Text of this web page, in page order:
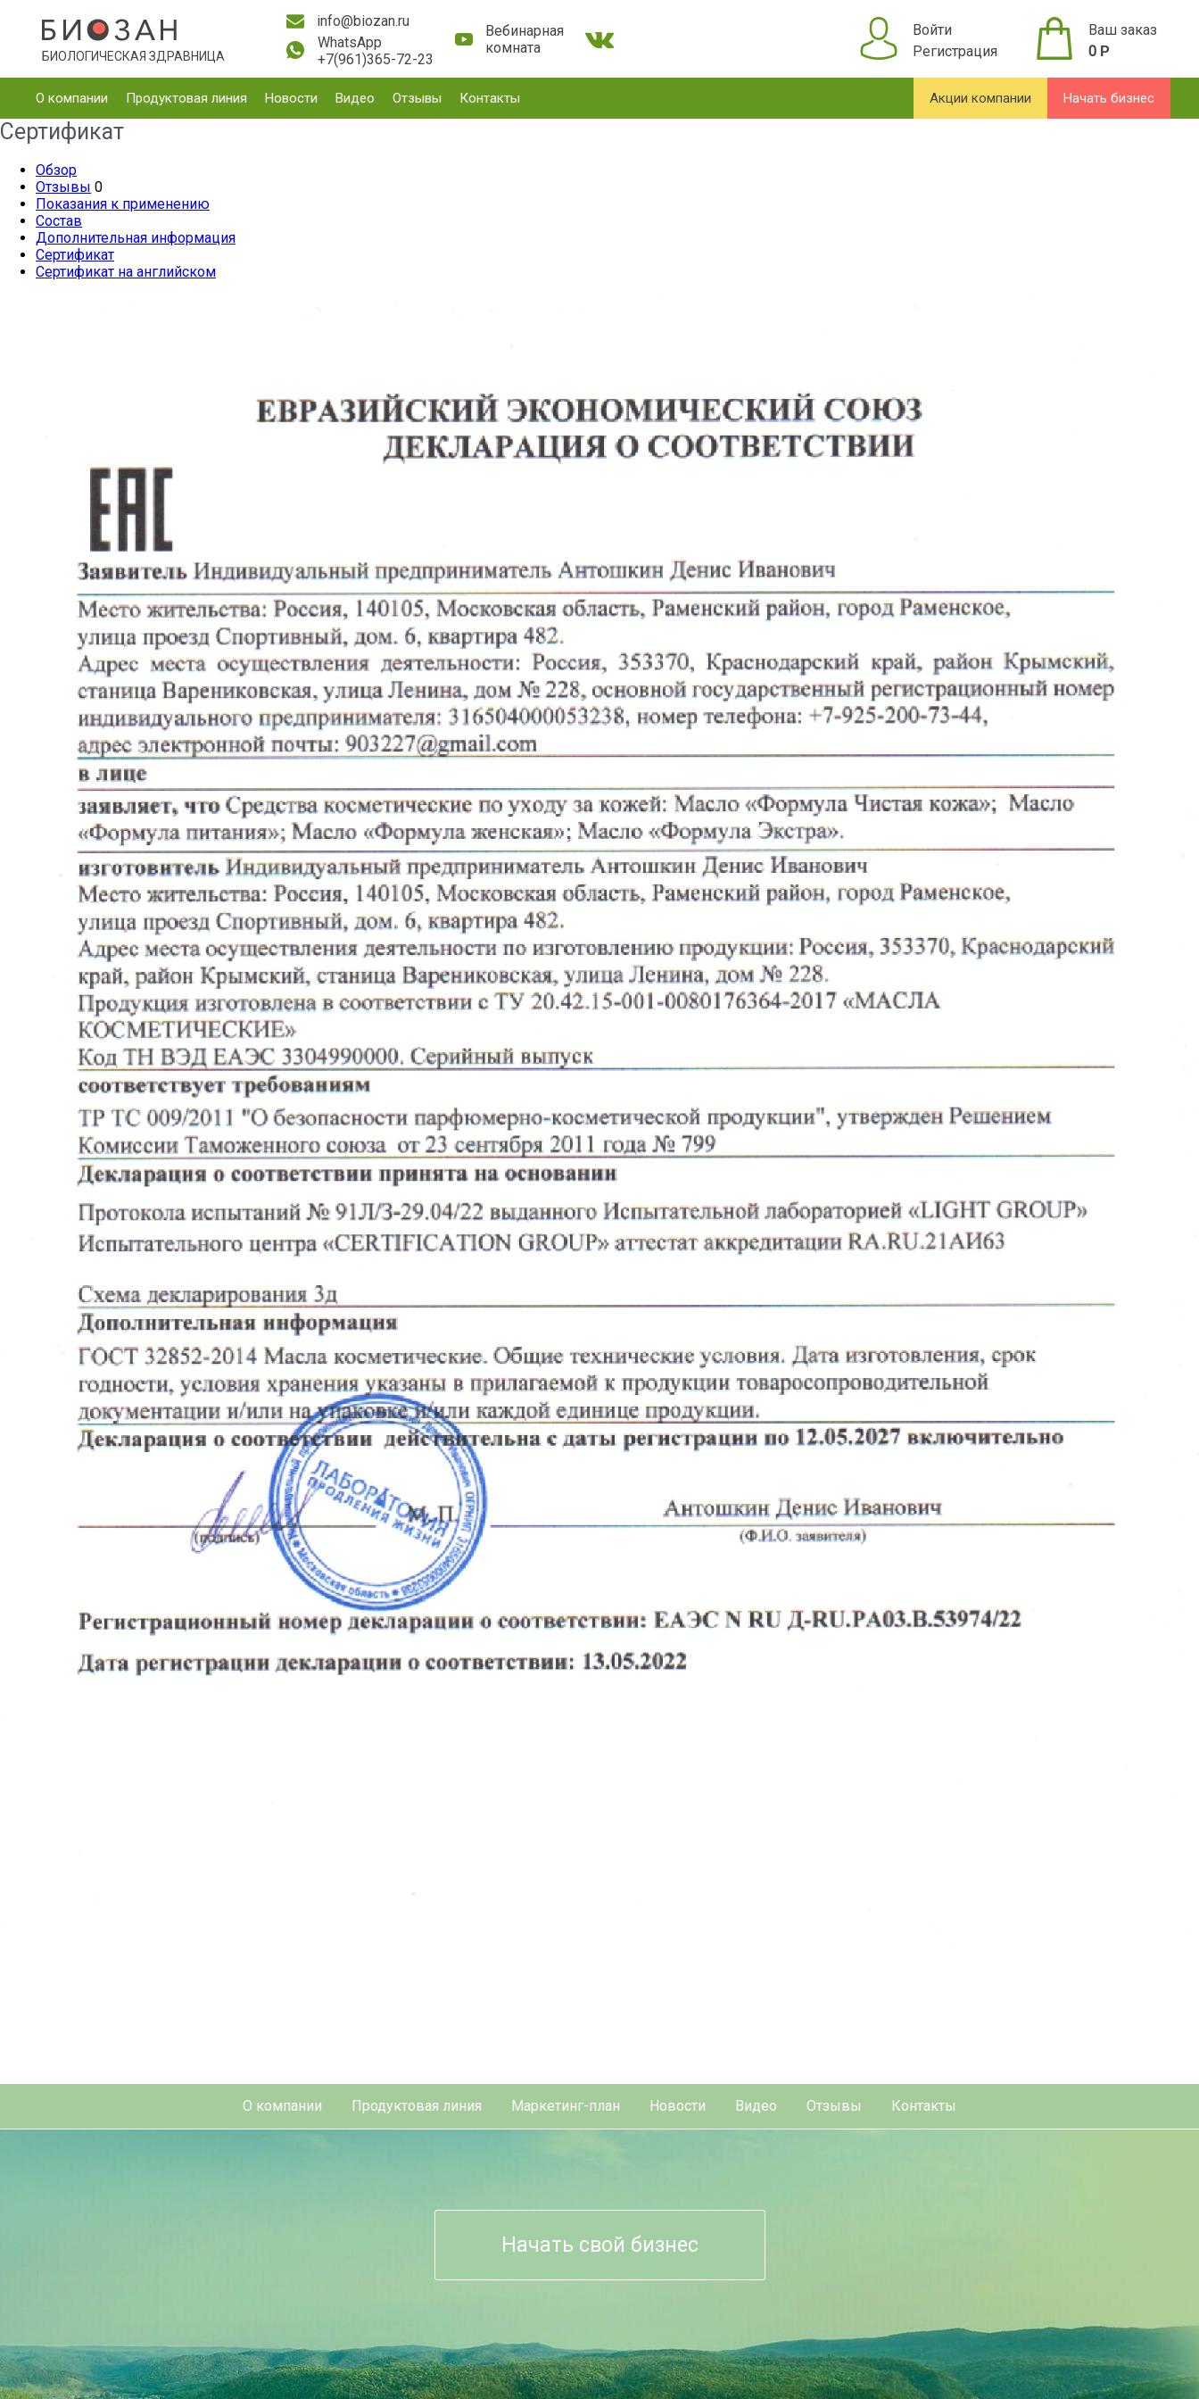
БИОЛОГИЧЕСКАЯ ЗДРАВНИЦА
info@biozan.ru
WhatsApp
+7(961)365-72-23
Вебинарная
комната
Ваш заказ
0 Р
Войти
Регистрация
О компании Продуктовая линия Новости Видео Отзывы Контакты Начать бизнес
Акции компании
Сертификат
Обзор
Отзывы 0
Показания к применению
Состав
Дополнительная информация
Сертификат
Сертификат на английском
О компании Продуктовая линия Маркетинг-план Новости Видео Отзывы Контакты
Начать свой бизнес